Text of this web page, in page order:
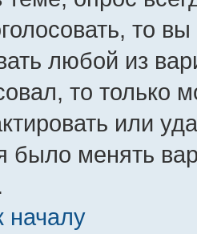
то
любой из
то только
или
было менять
началу